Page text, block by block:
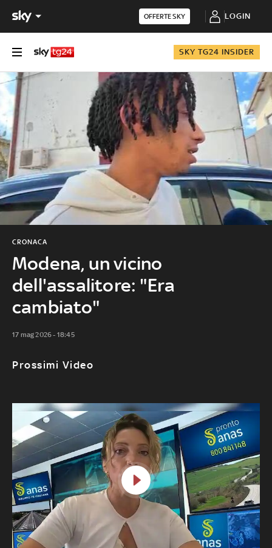
OFFERTE SKY LOGIN
SKY TG24 INSIDER
Modena, un vicino
dell'assalitore: "Era
cambiato"
CRONACA
17 mag 2026 - 18:45
Prossimi Video